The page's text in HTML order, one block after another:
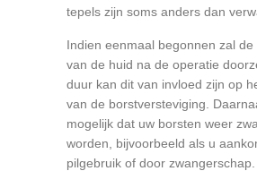
tepels zijn soms anders dan
Indien eenmaal begonnen zal de
van de huid na de operatie
duur kan dit van invloed zijn op
van de borstversteviging.
mogelijk dat uw borsten weer
worden, bijvoorbeeld als u
pilgebruik of door zwangerschap.